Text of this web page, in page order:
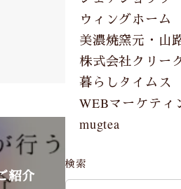
紹介
ウィングホーム
美濃焼窯元・山
株式会社クリー
暮らしタイムス
WEBマーケティ
mugtea
検索